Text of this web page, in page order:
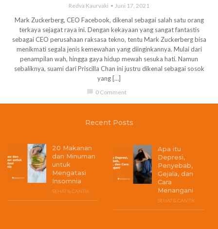
Redva Kaurvaki Juni 17, 2021
Mark Zuckerberg, CEO Facebook, dikenal sebagai salah satu orang
terkaya sejagat raya ini. Dengan kekayaan yang sangat fantastis
sebagai CEO perusahaan raksasa tekno, tentu Mark Zuckerberg bisa
menikmati segala jenis kemewahan yang diinginkannya. Mulai dari
penampilan wah, hingga gaya hidup mewah sesuka hati. Namun
sebaliknya, suami dari Priscilla Chan ini justru dikenal sebagai sosok
yang […]
chat_bubble 0 Comment
Recent Posts
20 Makanan
dan Minuman
untuk
Mengatasi
Insomnia
SEHAT & CANTIK
Apa itu
Depresi,
Penyebab,
Gejala, dan
Cara
Menangani
SEHAT & CANTIK